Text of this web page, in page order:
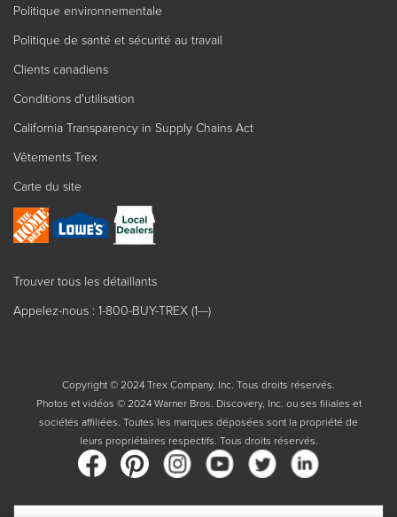
Politique environnementale
Politique de santé et sécurité au travail
Clients canadiens
Conditions d'utilisation
California Transparency in Supply Chains Act
Vêtements Trex
Carte du site
Trouver tous les détaillants
Appelez-nous : 1-800-BUY-TREX (1---)
Copyright © 2024 Trex Company, Inc. Tous droits réservés.
Photos et vidéos © 2024 Warner Bros. Discovery, Inc. ou ses filiales et
sociétés affiliées. Toutes les marques déposées sont la propriété de
leurs propriétaires respectifs. Tous droits réservés.